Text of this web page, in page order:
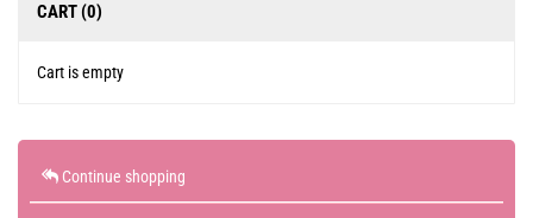
CART (0)
Cart is empty
Continue shopping